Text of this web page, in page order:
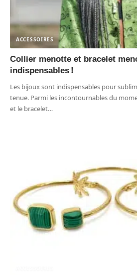
ACCESSOIRES
Collier menotte et bracelet
indispensables !
Les bijoux sont indispensables pour
tenue. Parmi les incontournables du
et le bracelet…